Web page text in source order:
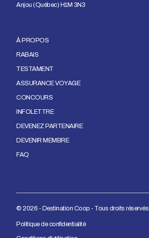
Anjou (Québec) H1M 3N3
À PROPOS
RABAIS
TESTAMENT
ASSURANCE VOYAGE
CONCOURS
INFOLETTRE
DEVENEZ PARTENAIRE
DEVENIR MEMBRE
FAQ
© 2026 - Destination Coop - Tous droits réservés
Politique de confidentialité